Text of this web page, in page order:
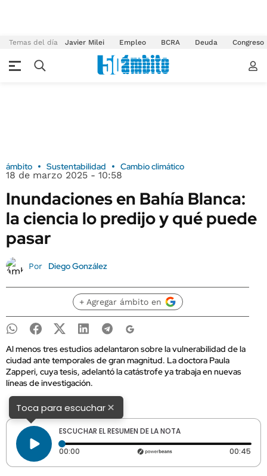
Temas del día Javier Milei Empleo BCRA Deuda Congreso
ámbito Sustentabilidad Cambio climático
18 de marzo 2025 - 10:58
Inundaciones en Bahía Blanca:
la ciencia lo predijo y qué puede
pasar
Por Diego González
+ Agregar ámbito en
Al menos tres estudios adelantaron sobre la vulnerabilidad de la
ciudad ante temporales de gran magnitud. La doctora Paula
Zapperi, cuya tesis, adelantó la catástrofe ya trabaja en nuevas
líneas de investigación.
Toca para escuchar×
ESCUCHAR EL RESUMEN DE LA NOTA
00:00 Tiempo transcurrido: 0 segundos 00:45